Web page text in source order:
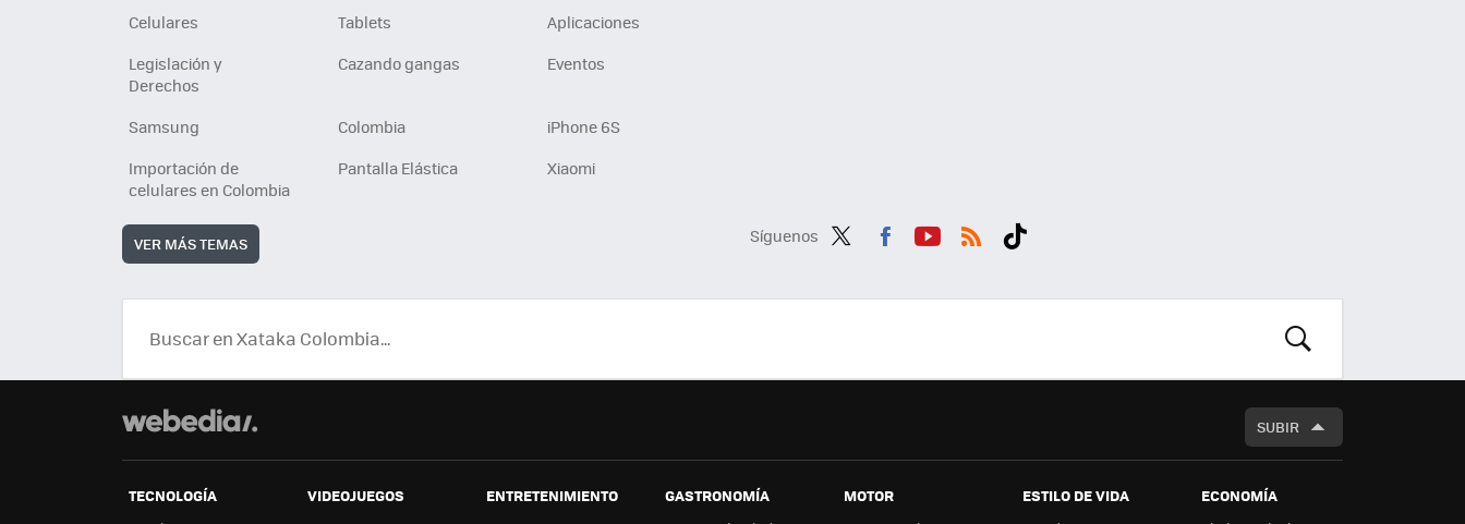
Síguenos
ter
ebo tub
ok
Celulares Tablets
Aplicaciones
Legislación y
Derechos
Cazando gangas Eventos
Samsung Colombia
iPhone 6S
Importación de
celulares en Colombia
Pantalla Elástica Xiaomi
VER MÁS TEMAS
BUSCAR
SUBIR
TECNOLOGÍA
VIDEOJUEGOS
ENTRETENIMIENTO
GASTRONOMÍA
MOTOR
ESTILO DE VIDA
ECONOMÍA